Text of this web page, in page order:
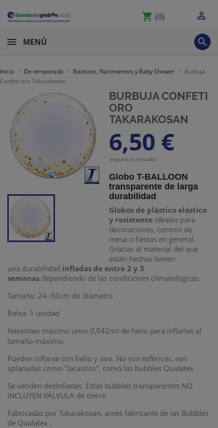
shopping_cart (0) 
MENÚ 
Inicio De temporada Bautizos, Nacimientos y Baby Shower
Burbuja
Confeti oro Takarakosan
BURBUJA CONFETI
ORO
TAKARAKOSAN
6,50 €
Impuestos incluidos
Globo T-BALLOON
transparente de larga
durabilidad
Globos de plástico elástico
y resistente ideales para
decoraciones, centros de
mesa o fiestas en general.
Gracias al material del que
están hechas tienen
una durabilidad infladas de entre 2 y 3
semanas dependiendo de las condiciones climatológicas.
Tamaño: 24- 60cm de diámetro
Bolsa: 1 unidad
Necesitan máximo unos 0,042mᶾ de helio para inflarlas al
tamaño máximo.
Pueden inflarse con helio y aire. No son esféricas, son
aplanadas como "lacasitos", como las bubbles Qualatex.
Se venden desinfladas. Estas bubbles transparentes NO
INCLUYEN VÁLVULA de cierre.
Fabricadas por Takarakosan, antes fabricante de las Bubbles
de Qualatex .